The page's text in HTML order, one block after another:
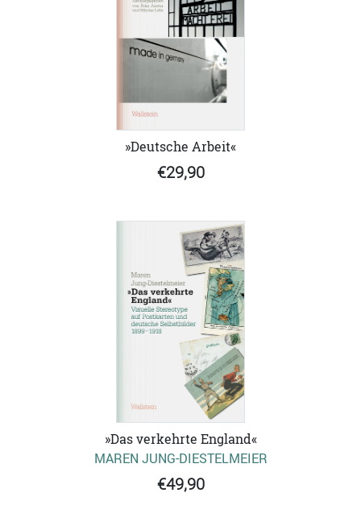
»Deutsche Arbeit«
€29,90
»Das verkehrte England«
MAREN JUNG-DIESTELMEIER
€49,90